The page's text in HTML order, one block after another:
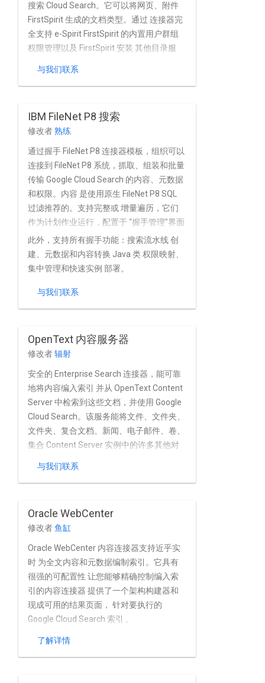
搜索 Cloud Search。它可以将网页、附件
FirstSpirit 生成的文档类型。通过 连接器完
全支持 e-Spirit FirstSpirit 的内置用户群组
权限管理以及 FirstSpirit 安装 其他目录服
与我们联系
IBM FileNet P8 搜索
修改者熟练
通过握手 FileNet P8 连接器模板，组织可以
连接到 FileNet P8 系统，抓取、组装和批量
传输 Google Cloud Search 的内容、元数据
和权限。内容 是使用原生 FileNet P8 SQL
过滤推荐的。支持完整或 增量遍历，它们
作为计划作业运行，配置于 “握手管理”界面
此外，支持所有握手功能：搜索流水线 创
建、元数据和内容转换 Java 类 权限映射、
集中管理和快速实例 部署。
与我们联系
OpenText 内容服务器
修改者辐射
安全的 Enterprise Search 连接器，能可靠
地将内容编入索引 并从 OpenText Content
Server 中检索到这些文档，并使用 Google
Cloud Search。该服务能将文件、文件夹、
文件夹、复合文档、新闻、电子邮件、卷、
集合 Content Server 实例中的许多其他对
OpenText 内容 服务器内置的用户和群组管
与我们联系
Oracle WebCenter
修改者鱼缸
Oracle WebCenter 内容连接器支持近乎实
时 为全文内容和元数据编制索引。它具有
很强的可配置性 让您能够精确控制编入索
引的内容连接器 提供了一个架构构建器和
现成可用的结果页面， 针对要执行的
Google Cloud Search 索引 。
了解详情